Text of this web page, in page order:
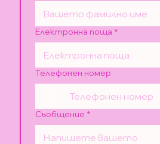
Електронна поща *
Телефонен номер
Съобщение *